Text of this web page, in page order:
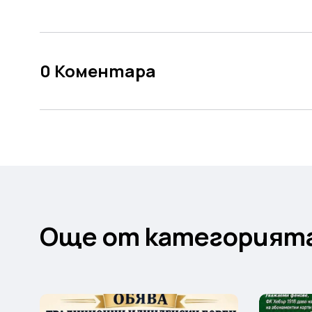
0 Коментара
Още от